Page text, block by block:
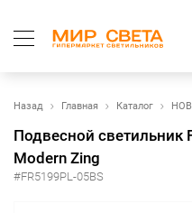
Назад Главная Каталог
Подвесной светильник
Modern Zing
#FR5199PL-05BS